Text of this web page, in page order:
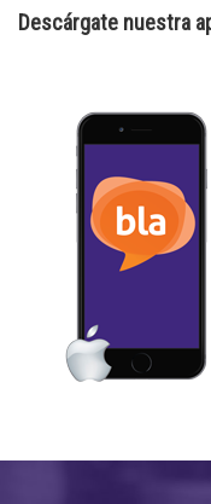
Descárgate nuestra